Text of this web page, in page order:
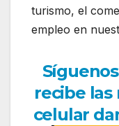
turismo, el
empleo en
recibe
celular